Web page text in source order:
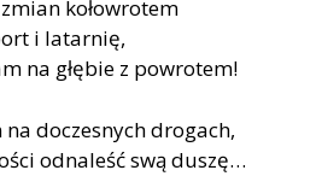
kołowrotem
i latarnię,
na głębie z powrotem!
doczesnych drogach,
odnaleść swą duszę…